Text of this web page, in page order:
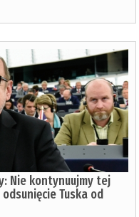
Nie kontynuujmy tej
Tuska od